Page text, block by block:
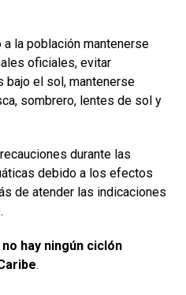
la población mantenerse
oficiales, evitar
el sol, mantenerse
sombrero, lentes de sol y
durante las
debido a los efectos
de atender las indicaciones
no hay ningún ciclón
.